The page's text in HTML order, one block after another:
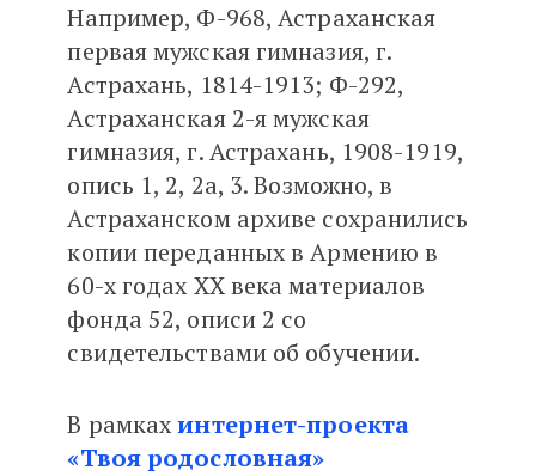
Например, Ф-968, Астраханская
первая мужская гимназия, г.
Астрахань, 1814-1913; Ф-292,
Астраханская 2-я мужская
гимназия, г. Астрахань, 1908-1919,
опись 1, 2, 2а, 3. Возможно, в
Астраханском архиве сохранились
копии переданных в Армению в
60-х годах XX века материалов
фонда 52, описи 2 со
свидетельствами об обучении.
В рамкахинтернет-проекта
«Твоя родословная»